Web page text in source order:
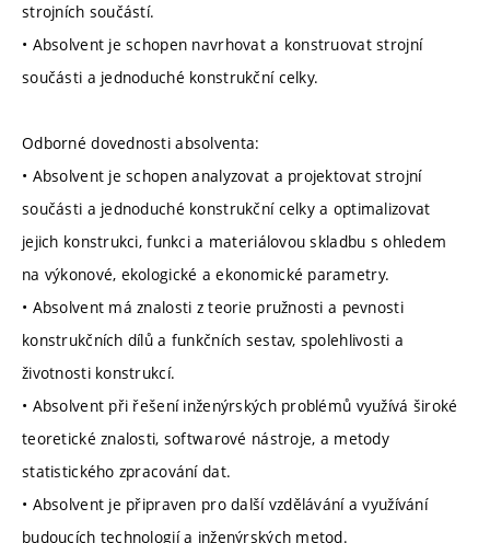
strojních součástí.
• Absolvent je schopen navrhovat a konstruovat strojní
součásti a jednoduché konstrukční celky.
Odborné dovednosti absolventa:
• Absolvent je schopen analyzovat a projektovat strojní
součásti a jednoduché konstrukční celky a optimalizovat
jejich konstrukci, funkci a materiálovou skladbu s ohledem
na výkonové, ekologické a ekonomické parametry.
• Absolvent má znalosti z teorie pružnosti a pevnosti
konstrukčních dílů a funkčních sestav, spolehlivosti a
životnosti konstrukcí.
• Absolvent při řešení inženýrských problémů využívá široké
teoretické znalosti, softwarové nástroje, a metody
statistického zpracování dat.
• Absolvent je připraven pro další vzdělávání a využívání
budoucích technologií a inženýrských metod.